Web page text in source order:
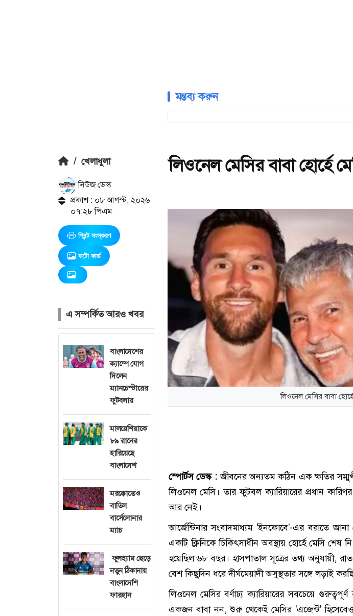
মন্তব্য করুন
/ খেলাধুলা
নিউজ ডেস্ক
প্রকাশ : ০৮ আগস্ট, ২০২৬
০৭:২৮ পিএম
প্রিন্ট সংস্করণ
ফটো কার্ড
এ সম্পর্কিত আরও খবর
বাংলাদেশের
ক্যাম্পে যোগ
দিলেন
ম্যানচেস্টারের
ফুটবলার
মালয়েশিয়াকে
৮৯ রানের
হারিয়েছে
বাংলাদেশ
মরক্কোতেও
বাতিল
বার্সেলোনার
ম্যাচ
ফুলহ্যাম ছেড়ে
নতুন ঠিকানায়
বাংলাদেশি
ফারহান
লিওনেল মেসির বাবা হোর্হে
লিওনেল মেসির বাবা
স্পোর্টস ডেস্ক :জীবনের অন্যতম কঠিন এক ক্ষতির
লিওনেল মেসি। তার ফুটবল ক্যারিয়ারের প্রধান
আর নেই।
আর্জেন্টিনার সংবাদমাধ্যম 'ইনফোবে'-এর বরাতে
একটি ক্লিনিকে চিকিৎসাধীন অবস্থায় হোর্হে মেসি শেষ
হয়েছিল ৬৮ বছর। হাসপাতাল সূত্রের তথ্য অনুযায়ী,
বেশ কিছুদিন ধরে দীর্ঘমেয়াদী অসুস্থতার সঙ্গে লড়াই
লিওনেল মেসির বর্ণাঢ্য ক্যারিয়ারের সবচেয়ে
একজন বাবা নন, শুরু থেকেই মেসির 'এজেন্ট'